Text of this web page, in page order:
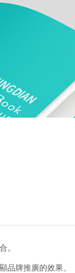
。
品牌推廣的效果。